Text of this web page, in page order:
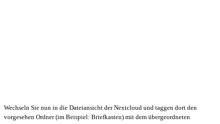
Wechseln Sie nun in die Dateiansicht der Nextcloud und taggen dort den
vorgesehen Ordner (im Beispiel: Briefkasten) mit dem übergeordneten